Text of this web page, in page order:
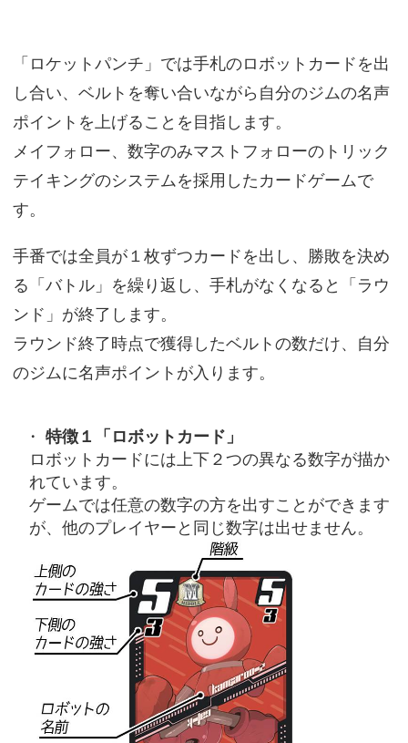
「ロケットパンチ」では手札のロボットカードを出
し合い、ベルトを奪い合いながら自分のジムの名声
ポイントを上げることを目指します。
メイフォロー、数字のみマストフォローのトリック
テイキングのシステムを採用したカードゲームで
す。
手番では全員が１枚ずつカードを出し、勝敗を決め
る「バトル」を繰り返し、手札がなくなると「ラウ
ンド」が終了します。
ラウンド終了時点で獲得したベルトの数だけ、自分
のジムに名声ポイントが入ります。
特徴１「ロボットカード」
ロボットカードには上下２つの異なる数字が描か
れています。
ゲームでは任意の数字の方を出すことができます
が、他のプレイヤーと同じ数字は出せません。